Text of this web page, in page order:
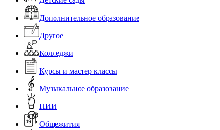
Дополнительное образование
Другое
Колледжи
Курсы и мастер классы
Музыкальное образование
НИИ
Общежития